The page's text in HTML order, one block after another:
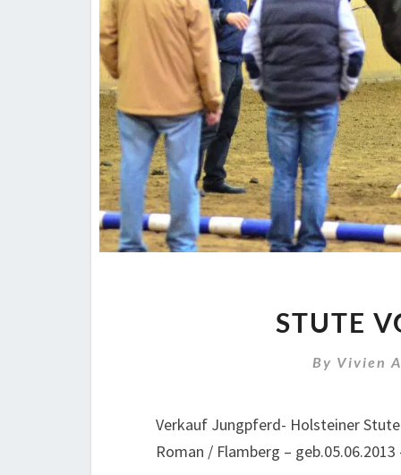
STUTE
By Vivien
Verkauf Jungpferd- Holsteiner
Roman / Flamberg –